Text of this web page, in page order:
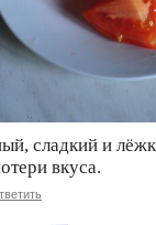
сладкий и
вкуса.